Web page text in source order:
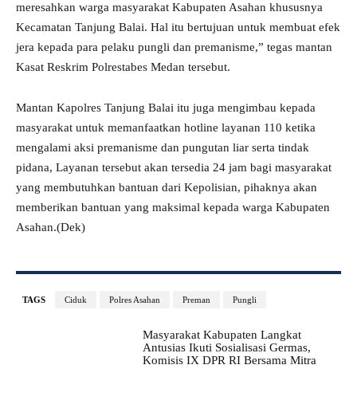
meresahkan warga masyarakat Kabupaten Asahan khususnya
Kecamatan Tanjung Balai. Hal itu bertujuan untuk membuat efek
jera kepada para pelaku pungli dan premanisme,” tegas mantan
Kasat Reskrim Polrestabes Medan tersebut.
Mantan Kapolres Tanjung Balai itu juga mengimbau kepada
masyarakat untuk memanfaatkan hotline layanan 110 ketika
mengalami aksi premanisme dan pungutan liar serta tindak
pidana, Layanan tersebut akan tersedia 24 jam bagi masyarakat
yang membutuhkan bantuan dari Kepolisian, pihaknya akan
memberikan bantuan yang maksimal kepada warga Kabupaten
Asahan.(Dek)
TAGS Ciduk Polres Asahan Preman Pungli
Masyarakat Kabupaten Langkat
Antusias Ikuti Sosialisasi Germas,
Komisis IX DPR RI Bersama Mitra